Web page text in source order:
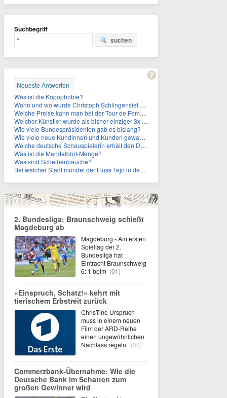
Suchbegriff
suchen
Neueste Antworten
Was ist die Kopophobie?
Wann und wo wurde Christoph Schlingensief geboren?
Welche Preise kann man bei der Tour de Femmes 2026 gewinnen?
Welcher Künstler wurde als bisher einziger 3x in die Rock and Roll Hall of Fame aufgenommen?
Wie viele Bundespräsidenten gab es bislang?
Wie viele neue Kundinnen und Kunden gewann MagentaTV allein durch die WM hinzu?
Welche deutsche Schauspielerin erhält den Deutschen Kulturpolitikpreis?
Was ist die Mandelbrot-Menge?
Was sind Scheibenbäuche?
Bei welcher Stadt mündet der Fluss Tejo in den Atlantik?
2. Bundesliga: Braunschweig schießt
Magdeburg ab
Magdeburg - Am ersten
Spieltag der 2.
Bundesliga hat
Eintracht Braunschweig
6: 1 beim (01)
«Einspruch, Schatz!» kehrt mit
tierischem Erbstreit zurück
ChrisTine Urspruch
muss in einem neuen
Film der ARD-Reihe
einen ungewöhnlichen
Nachlass regeln. (00)
Commerzbank-Übernahme: Wie die
Deutsche Bank im Schatten zum
großen Gewinner wird